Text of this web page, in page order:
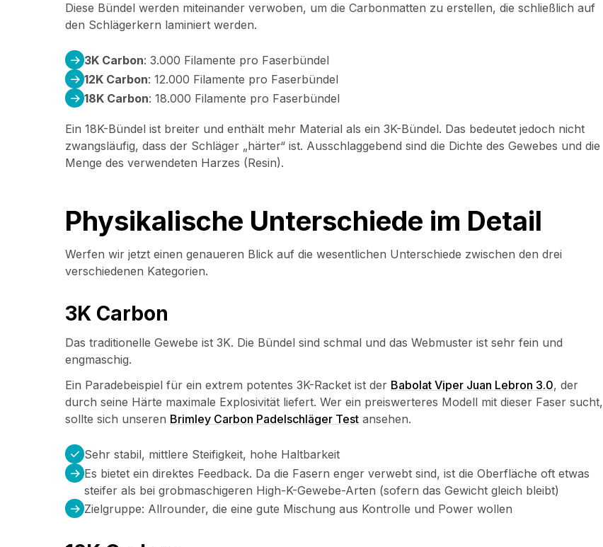
Diese Bündel werden miteinander verwoben, um die Carbonmatten zu erstellen, die schließlich auf
den Schlägerkern laminiert werden.
3K Carbon: 3.000 Filamente pro Faserbündel
12K Carbon: 12.000 Filamente pro Faserbündel
18K Carbon: 18.000 Filamente pro Faserbündel
Ein 18K-Bündel ist breiter und enthält mehr Material als ein 3K-Bündel. Das bedeutet jedoch nicht
zwangsläufig, dass der Schläger „härter“ ist. Ausschlaggebend sind die Dichte des Gewebes und die
Menge des verwendeten Harzes (Resin).
Physikalische Unterschiede im Detail
Werfen wir jetzt einen genaueren Blick auf die wesentlichen Unterschiede zwischen den drei
verschiedenen Kategorien.
3K Carbon
Das traditionelle Gewebe ist 3K. Die Bündel sind schmal und das Webmuster ist sehr fein und
engmaschig.
Ein Paradebeispiel für ein extrem potentes 3K-Racket ist der Babolat Viper Juan Lebron 3.0, der
durch seine Härte maximale Explosivität liefert. Wer ein preiswerteres Modell mit dieser Faser sucht,
sollte sich unseren Brimley Carbon Padelschläger Test ansehen.
Sehr stabil, mittlere Steifigkeit, hohe Haltbarkeit
Es bietet ein direktes Feedback. Da die Fasern enger verwebt sind, ist die Oberfläche oft etwas
steifer als bei grobmaschigeren High-K-Gewebe-Arten (sofern das Gewicht gleich bleibt)
Zielgruppe: Allrounder, die eine gute Mischung aus Kontrolle und Power wollen